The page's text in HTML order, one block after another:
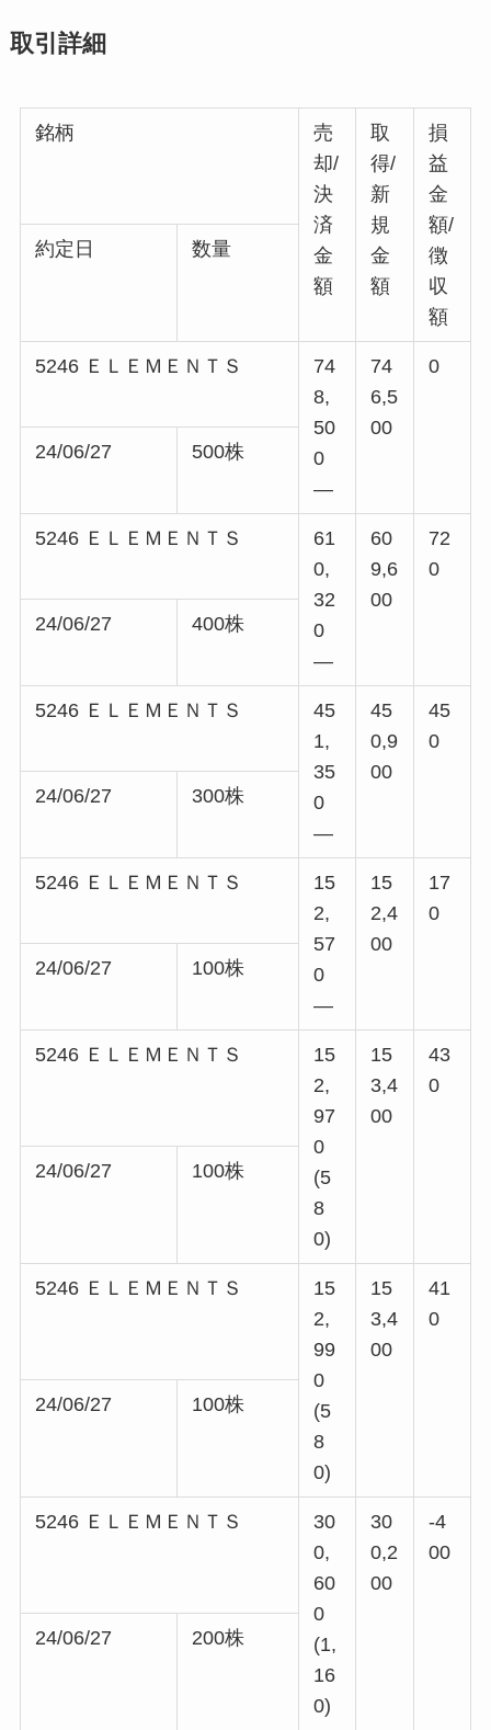
取引詳細
銘柄
売
却/
決
済
金
額
取
得/
新
規
金
額
損
益
金
額/
徴
収
額
約定日 数量
5246 ＥＬＥＭＥＮＴＳ
74
8,
50
0
—
74
6,5
00
0
24/06/27 500株
5246 ＥＬＥＭＥＮＴＳ
61
0,
32
0
—
60
9,6
00
72
0
24/06/27 400株
5246 ＥＬＥＭＥＮＴＳ
45
1,
35
0
—
45
0,9
00
45
0
24/06/27 300株
5246 ＥＬＥＭＥＮＴＳ
15
2,
57
0
—
15
2,4
00
17
0
24/06/27 100株
5246 ＥＬＥＭＥＮＴＳ
15
2,
97
0
(5
8
0)
15
3,4
00
43
0
24/06/27 100株
5246 ＥＬＥＭＥＮＴＳ
15
2,
99
0
(5
8
0)
15
3,4
00
41
0
24/06/27 100株
5246 ＥＬＥＭＥＮＴＳ
30
0,
60
0
(1,
16
0)
30
0,2
00
-4
00
24/06/27 200株